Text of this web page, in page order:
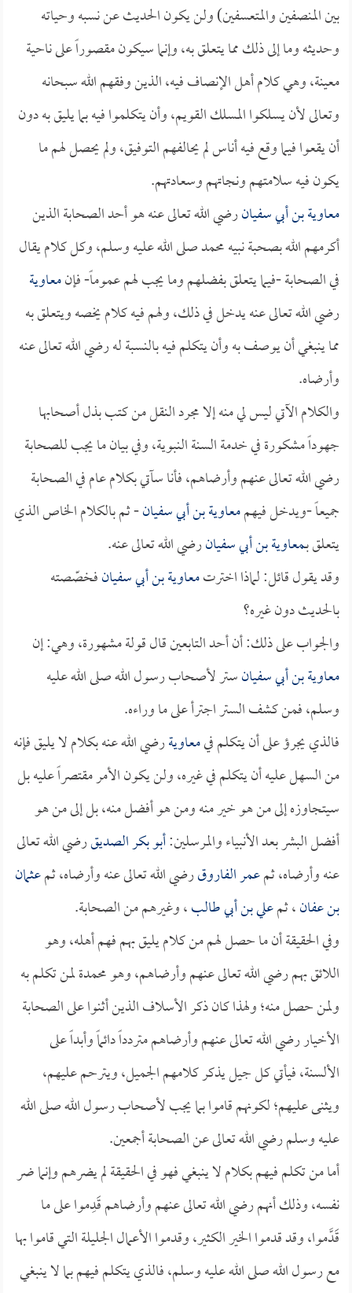
بين المنصفين والمتعسفين) ولن يكون الحديث عن نسبه وحياته
وحديثه وما إلى ذلك مما يتعلق به، وإنما سيكون مقصوراً على ناحية
معينة، وهي كلام أهل الإنصاف فيه، الذين وفقهم الله سبحانه
وتعالى لأن يسلكوا المسلك القويم، وأن يتكلموا فيه بما يليق به دون
أن يقعوا فيما وقع فيه أناس لم يحالفهم التوفيق، ولم يحصل لهم ما
يكون فيه سلامتهم ونجاتهم وسعادتهم.
معاوية بن أبي سفيانرضي الله تعالى عنه هو أحد الصحابة الذين
أكرمهم الله بصحبة نبيه محمد صلى الله عليه وسلم، وكل كلام يقال
في الصحابة -فيما يتعلق بفضلهم وما يجب لهم عموماً- فإنمعاوية
رضي الله تعالى عنه يدخل في ذلك، ولهم فيه كلام يخصه ويتعلق به
مما ينبغي أن يوصف به وأن يتكلم فيه بالنسبة له رضي الله تعالى عنه
وأرضاه.
والكلام الآتي ليس لي منه إلا مجرد النقل من كتب بذل أصحابها
جهوداً مشكورة في خدمة السنة النبوية، وفي بيان ما يجب للصحابة
رضي الله تعالى عنهم وأرضاهم، فأنا سآتي بكلام عام في الصحابة
جميعاً -ويدخل فيهممعاوية بن أبي سفيان- ثم بالكلام الخاص الذي
يتعلق بـمعاوية بن أبي سفيانرضي الله تعالى عنه.
وقد يقول قائل: لماذا اخترتمعاوية بن أبي سفيانفخصّصته
بالحديث دون غيره؟
والجواب على ذلك: أن أحد التابعين قال قولة مشهورة، وهي: إن
معاوية بن أبي سفيانستر لأصحاب رسول الله صلى الله عليه
وسلم، فمن كشف الستر اجترأ على ما وراءه.
فالذي يجرؤ على أن يتكلم فيمعاويةرضي الله عنه بكلام لا يليق فإنه
من السهل عليه أن يتكلم في غيره، ولن يكون الأمر مقتصراً عليه بل
سيتجاوزه إلى من هو خير منه ومن هو أفضل منه، بل إلى من هو
أفضل البشر بعد الأنبياء والمرسلين:أبو بكر الصديقرضي الله تعالى
عنه وأرضاه، ثمعمر الفاروقرضي الله تعالى عنه وأرضاه، ثمعثمان
بن عفان، ثمعلي بن أبي طالب، وغيرهم من الصحابة.
وفي الحقيقة أن ما حصل لهم من كلام يليق بهم فهم أهله، وهو
اللائق بهم رضي الله تعالى عنهم وأرضاهم، وهو محمدة لمن تكلم به
ولمن حصل منه؛ ولهذا كان ذكر الأسلاف الذين أثنوا على الصحابة
الأخيار رضي الله تعالى عنهم وأرضاهم متردداً دائماً وأبداً على
الألسنة، فيأتي كل جيل يذكر كلامهم الجميل، ويترحم عليهم،
ويثنى عليهم؛ لكونهم قاموا بما يجب لأصحاب رسول الله صلى الله
عليه وسلم رضي الله تعالى عن الصحابة أجمعين.
أما من تكلم فيهم بكلام لا ينبغي فهو في الحقيقة لم يضرهم وإنما ضر
نفسه، وذلك أنهم رضي الله تعالى عنهم وأرضاهم قَدِموا على ما
قَدَّموا، وقد قدموا الخير الكثير، وقدموا الأعمال الجليلة التي قاموا بها
مع رسول الله صلى الله عليه وسلم، فالذي يتكلم فيهم بما لا ينبغي